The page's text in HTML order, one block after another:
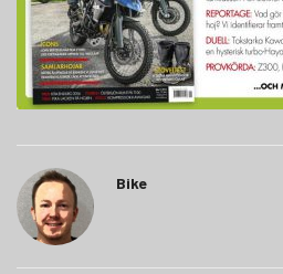
Bike